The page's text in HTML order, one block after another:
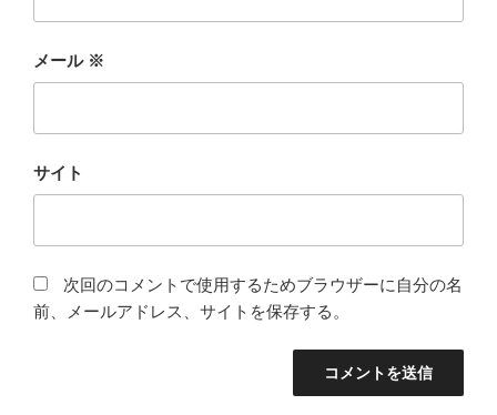
メール ※
サイト
次回のコメントで使用するためブラウザーに自分の名
前、メールアドレス、サイトを保存する。